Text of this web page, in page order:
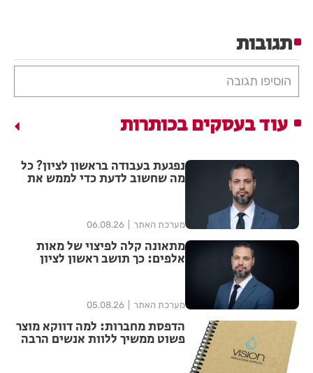
תגובות
הוסיפו תגובה
עוד בעסקים בכותרות
נפגעת בעבודה בראשון לציון? כל
מה שחשוב לדעת כדי לממש את
מערכת האתר 06.08.26
מתאונה קלה לפיצוי של מאות
אלפים: כך תושב ראשון לציון
מערכת האתר 05.08.26
הדפסת מחברות: למה דווקא מוצר
פשוט ממשיך ללוות אנשים הרבה